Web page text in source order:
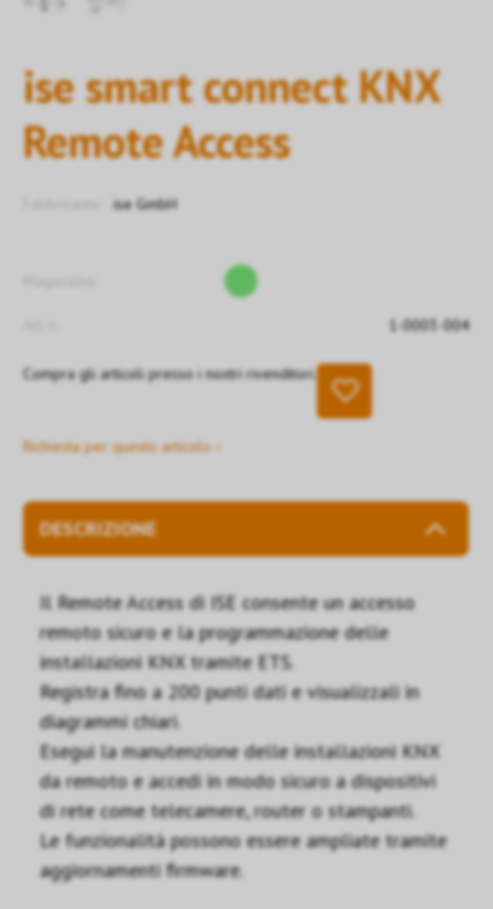
ise smart connect KNX
Remote Access
ise GmbH
1-0003-004
Compra gli articoli presso i nostri rivenditori.
Richiesta per questo articolo ›
DESCRIZIONE
Il Remote Access di ISE consente un accesso
remoto sicuro e la programmazione delle
installazioni KNX tramite ETS.
Registra fino a 200 punti dati e visualizzali in
diagrammi chiari.
Esegui la manutenzione delle installazioni KNX
da remoto e accedi in modo sicuro a dispositivi
di rete come telecamere, router o stampanti.
Le funzionalità possono essere ampliate tramite
aggiornamenti firmware.